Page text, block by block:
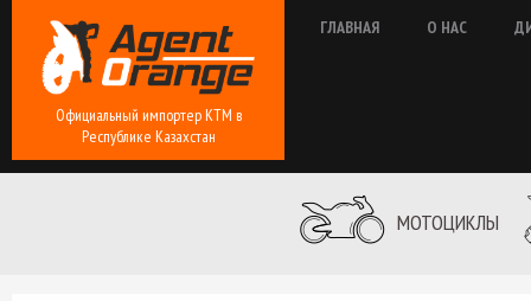
Официальный импортер КТМ в
Республике Казахстан
ГЛАВНАЯ О НАС
МОТОЦИКЛЫ